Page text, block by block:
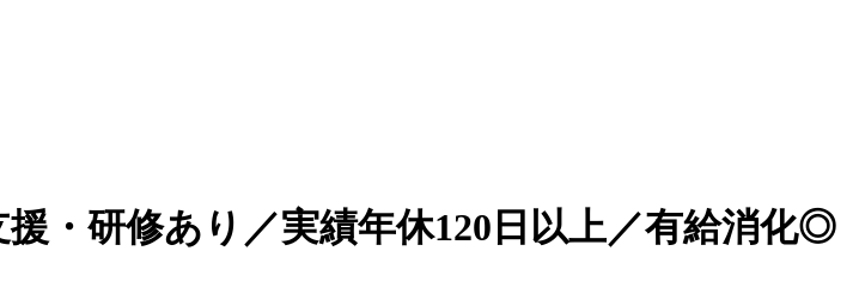
・研修あり／実績年休120日以上／有給消化◎